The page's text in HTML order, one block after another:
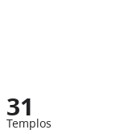
31
Templos